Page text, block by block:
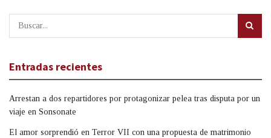
Entradas recientes
Arrestan a dos repartidores por protagonizar pelea tras disputa por un
viaje en Sonsonate
El amor sorprendió en Terror VII con una propuesta de matrimonio